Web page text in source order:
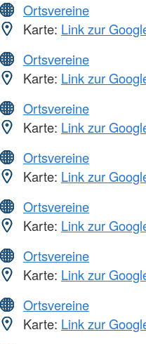
Ortsvereine
Karte: Link zur
Ortsvereine
Karte: Link zur
Ortsvereine
Karte: Link zur
Ortsvereine
Karte: Link zur
Ortsvereine
Karte: Link zur
Ortsvereine
Karte: Link zur
Ortsvereine
Karte: Link zur